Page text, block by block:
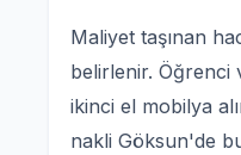
Maliyet taşınan
belirlenir. Öğrenci
ikinci el mobilya
nakli Göksun'de